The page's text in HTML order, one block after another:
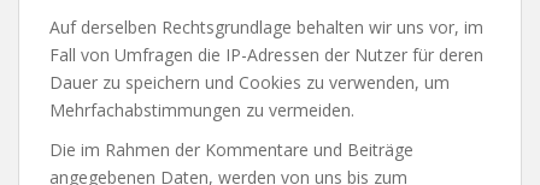
Auf derselben Rechtsgrundlage behalten wir uns vor, im
Fall von Umfragen die IP-Adressen der Nutzer für deren
Dauer zu speichern und Cookies zu verwenden, um
Mehrfachabstimmungen zu vermeiden.
Die im Rahmen der Kommentare und Beiträge
angegebenen Daten, werden von uns bis zum